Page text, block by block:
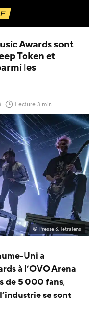
Awards sont
Token et
les
Lecture 3 min.
© Presse & Tetralens
Uni a
à l’OVO Arena
de 5 000 fans,
se sont